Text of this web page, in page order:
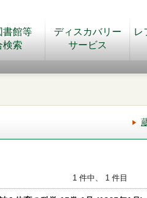
書館等
検索
ディスカバリー
サービス
レ
1 件中、 1 件目